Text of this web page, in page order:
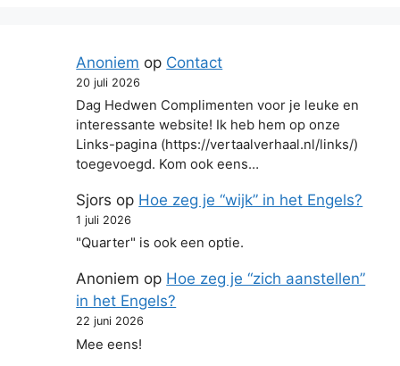
Anoniem op Contact
20 juli 2026
Dag Hedwen Complimenten voor je leuke en
interessante website! Ik heb hem op onze
Links-pagina (https://vertaalverhaal.nl/links/)
toegevoegd. Kom ook eens…
Sjors op Hoe zeg je “wijk” in het Engels?
1 juli 2026
"Quarter" is ook een optie.
Anoniem op Hoe zeg je “zich aanstellen”
in het Engels?
22 juni 2026
Mee eens!